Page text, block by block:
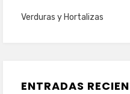
Verduras y Hortalizas
ENTRADAS